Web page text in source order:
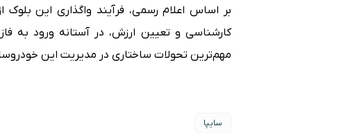
کارشناسی و تعیین ارزش، در آستانه ورود به
مهم‌ترین تحولات ساختاری در مدیریت این
سایپا